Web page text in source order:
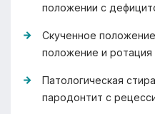
положении с
Скученное
положение и
Патологическая
пародонтит с